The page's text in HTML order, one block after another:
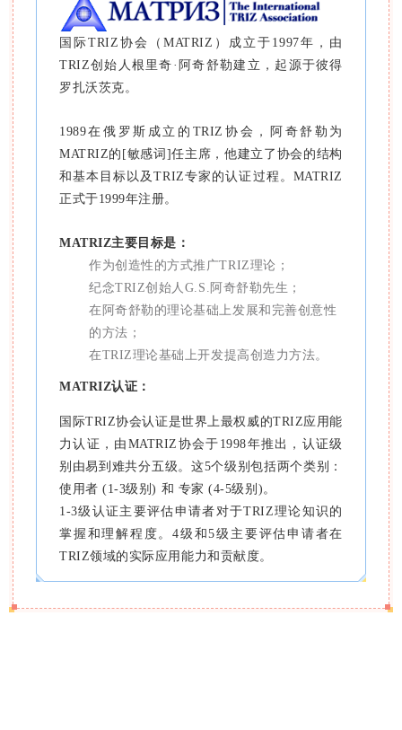
国际TRIZ协会（MATRIZ）成立于1997年，由
TRIZ创始人根里奇·阿奇舒勒建立，起源于彼得
罗扎沃茨克。
1989在俄罗斯成立的TRIZ协会，阿奇舒勒为
MATRIZ的[敏感词]任主席，他建立了协会的结构
和基本目标以及TRIZ专家的认证过程。MATRIZ
正式于1999年注册。
MATRIZ主要目标是：
作为创造性的方式推广TRIZ理论；
纪念TRIZ创始人G.S.阿奇舒勒先生；
在阿奇舒勒的理论基础上发展和完善创意性
的方法；
在TRIZ理论基础上开发提高创造力方法。
MATRIZ认证：
国际TRIZ协会认证是世界上最权威的TRIZ应用能
力认证，由MATRIZ协会于1998年推出，认证级
别由易到难共分五级。这5个级别包括两个类别：
使用者 (1-3级别) 和 专家 (4-5级别)。
1-3级认证主要评估申请者对于TRIZ理论知识的
掌握和理解程度。4级和5级主要评估申请者在
TRIZ领域的实际应用能力和贡献度。